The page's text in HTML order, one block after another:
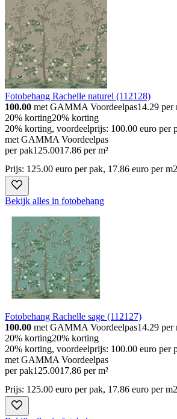
Fotobehang Rachelle naturel (112128)
100.00 met GAMMA Voordeelpas14.29 per
20% korting20% korting
20% korting, voordeelprijs: 100.00 euro per
met GAMMA Voordeelpas
per pak125.0017.86 per m²
Prijs: 125.00 euro per pak, 17.86 euro per m2
Bekijk alles in fotobehang
Fotobehang Rachelle sage (112127)
100.00 met GAMMA Voordeelpas14.29 per
20% korting20% korting
20% korting, voordeelprijs: 100.00 euro per
met GAMMA Voordeelpas
per pak125.0017.86 per m²
Prijs: 125.00 euro per pak, 17.86 euro per m2